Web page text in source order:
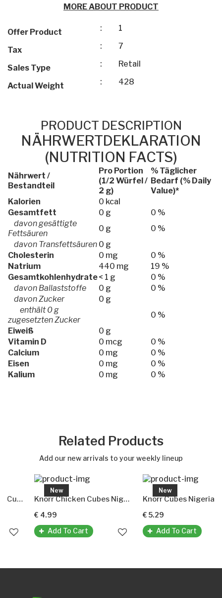
MORE ABOUT PRODUCT
Offer Product : 1
Tax : 7
Sales Type : Retail
Actual Weight : 428
PRODUCT DESCRIPTION
NÄHRWERTDEKLARATION
(NUTRITION FACTS)
Nährwert /
Bestandteil
Pro Portion
(1/2 Würfel /
2 g)
% Täglicher
Bedarf (% Daily
Value)*
Kalorien
0 kcal
Gesamtfett
0 g
0 %
davon gesättigte
Fettsäuren
0 g
0 %
davon Transfettsäuren 0 g
Cholesterin
0 mg
0 %
Natrium
440 mg
19 %
Gesamtkohlenhydrate< 1 g
0 %
davon Ballaststoffe
0 g
0 %
davon Zucker
0 g
enthält 0 g
zugesetzten Zucker
0 %
Eiweiß
0 g
Vitamin D
0 mcg
0 %
Calcium
0 mg
0 %
Eisen
0 mg
0 %
Kalium
0 mg 0 %
Related Products
Add our new arrivals to your weekly lineup
Knorr Chicken Cubes Nigerian (Hähnchen-Gewürzwürfel)
€ 4.99
Add To Cart
Knorr Cubes Nigerian (KnorrGewürzwürfel)
€ 5.29
Add To Cart